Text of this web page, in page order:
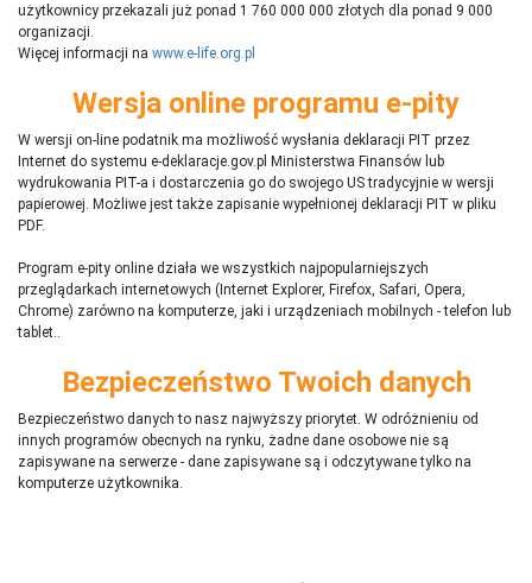
użytkownicy przekazali już ponad 1 760 000 000 złotych dla ponad 9 000
organizacji.
Więcej informacji na www.e-life.org.pl
Wersja online programu e-pity
W wersji on-line podatnik ma możliwość wysłania deklaracji PIT przez
Internet do systemu e-deklaracje.gov.pl Ministerstwa Finansów lub
wydrukowania PIT-a i dostarczenia go do swojego US tradycyjnie w wersji
papierowej. Możliwe jest także zapisanie wypełnionej deklaracji PIT w pliku
PDF.
Program e-pity online działa we wszystkich najpopularniejszych
przeglądarkach internetowych (Internet Explorer, Firefox, Safari, Opera,
Chrome) zarówno na komputerze, jaki i urządzeniach mobilnych - telefon lub
tablet..
Bezpieczeństwo Twoich danych
Bezpieczeństwo danych to nasz najwyższy priorytet. W odróżnieniu od
innych programów obecnych na rynku, żadne dane osobowe nie są
zapisywane na serwerze - dane zapisywane są i odczytywane tylko na
komputerze użytkownika.